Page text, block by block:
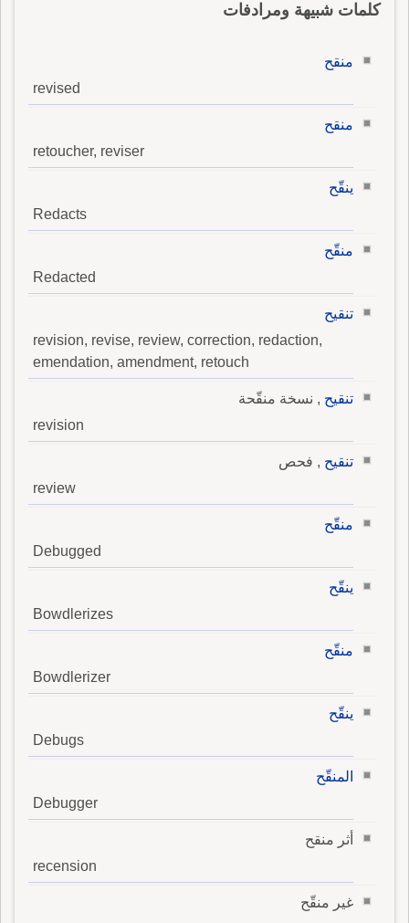
كلمات شبيهة ومرادفات
منقح
revised
منقح
retoucher, reviser
ينقّح
Redacts
منقّح
Redacted
تنقيح
revision, revise, review, correction, redaction,
emendation, amendment, retouch
تنقيح , نسخة منقّحة
revision
تنقيح , فحص
review
منقّح
Debugged
ينقّح
Bowdlerizes
منقّح
Bowdlerizer
ينقّح
Debugs
المنقّح
Debugger
أثر منقح
recension
غير منقّح